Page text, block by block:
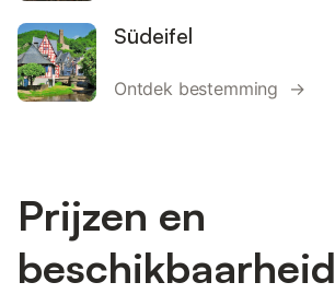
Südeifel
Ontdek bestemming →
Prijzen en
beschikbaarheid